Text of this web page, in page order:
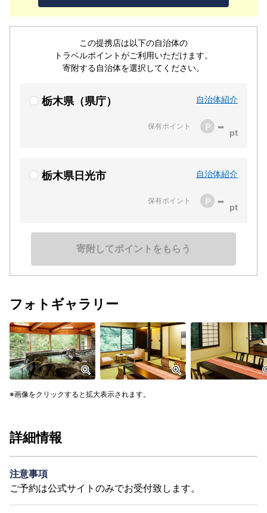
この提携店は以下の自治体の
トラベルポイントがご利用いただけます。
寄附する自治体を選択してください。
栃木県（県庁） 自治体紹介
保有ポイント -
栃木県日光市 自治体紹介
保有ポイント -
寄附してポイントをもらう
フォトギャラリー
画像をクリックすると拡大表示されます。
詳細情報
注意事項
ご予約は公式サイトのみでお受付致します。